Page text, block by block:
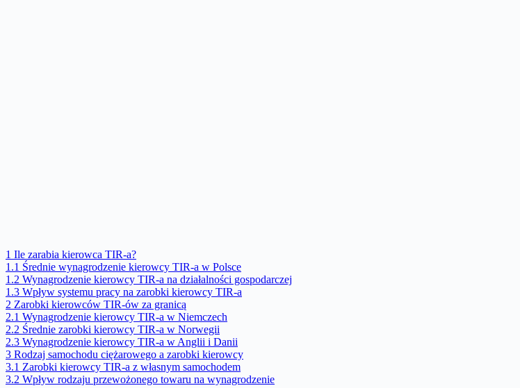
1 Ile zarabia kierowca TIR-a?
1.1 Średnie wynagrodzenie kierowcy TIR-a w Polsce
1.2 Wynagrodzenie kierowcy TIR-a na działalności gospodarczej
1.3 Wpływ systemu pracy na zarobki kierowcy TIR-a
2 Zarobki kierowców TIR-ów za granicą
2.1 Wynagrodzenie kierowcy TIR-a w Niemczech
2.2 Średnie zarobki kierowcy TIR-a w Norwegii
2.3 Wynagrodzenie kierowcy TIR-a w Anglii i Danii
3 Rodzaj samochodu ciężarowego a zarobki kierowcy
3.1 Zarobki kierowcy TIR-a z własnym samochodem
3.2 Wpływ rodzaju przewożonego towaru na wynagrodzenie